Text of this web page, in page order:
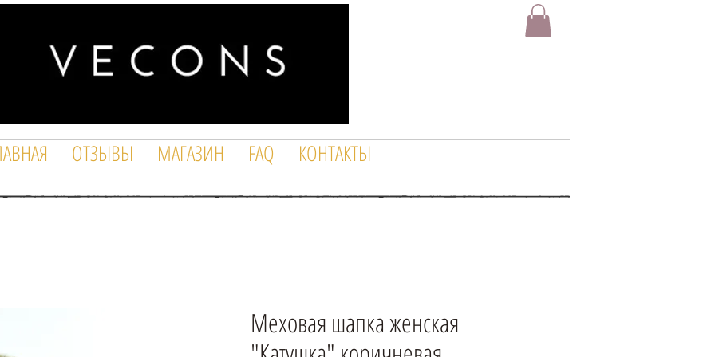
ОТЗЫВЫ МАГАЗИН FAQ КОНТАКТЫ
Меховая шапка женская